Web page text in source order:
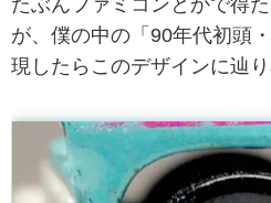
たぶんファミコンとかで得
が、僕の中の「90年代初頭
現したらこのデザインに辿